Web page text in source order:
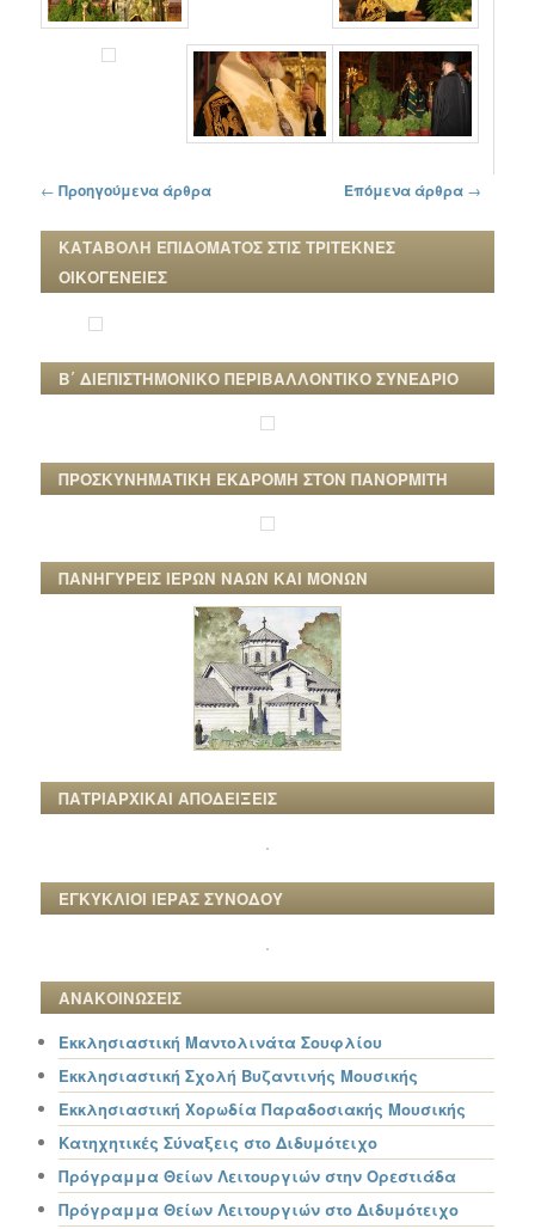
Πλοήγηση στα άρθρα
← Προηγούμενα άρθρα Επόμενα άρθρα →
ΚΑΤΑΒΟΛΗ ΕΠΙΔΟΜΑΤΟΣ ΣΤΙΣ ΤΡΙΤΕΚΝΕΣ
ΟΙΚΟΓΕΝΕΙΕΣ
Β΄ ΔΙΕΠΙΣΤΗΜΟΝΙΚΟ ΠΕΡΙΒΑΛΛΟΝΤΙΚΟ ΣΥΝΕΔΡΙΟ
ΠΡΟΣΚΥΝΗΜΑΤΙΚΗ ΕΚΔΡΟΜΗ ΣΤΟΝ ΠΑΝΟΡΜΙΤΗ
ΠΑΝΗΓΥΡΕΙΣ ΙΕΡΩΝ ΝΑΩΝ ΚΑΙ ΜΟΝΩΝ
ΠΑΤΡΙΑΡΧΙΚΑΙ ΑΠΟΔΕΙΞΕΙΣ
ΕΓΚΥΚΛΙΟΙ ΙΕΡΑΣ ΣΥΝΟΔΟΥ
ΑΝΑΚΟΙΝΩΣΕΙΣ
Εκκλησιαστική Μαντολινάτα Σουφλίου
Εκκλησιαστική Σχολή Βυζαντινής Μουσικής
Εκκλησιαστική Χορωδία Παραδοσιακής Μουσικής
Κατηχητικές Σύναξεις στο Διδυμότειχο
Πρόγραμμα Θείων Λειτουργιών στην Ορεστιάδα
Πρόγραμμα Θείων Λειτουργιών στο Διδυμότειχο